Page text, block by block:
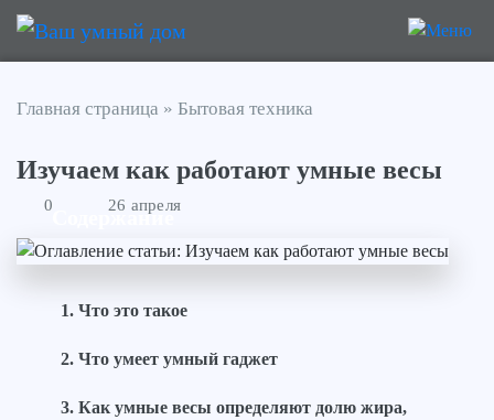
Главная страница » Бытовая техника
Изучаем как работают умные весы
0 26 апреля
Содержание
Что это такое
Что умеет умный гаджет
Как умные весы определяют долю жира,